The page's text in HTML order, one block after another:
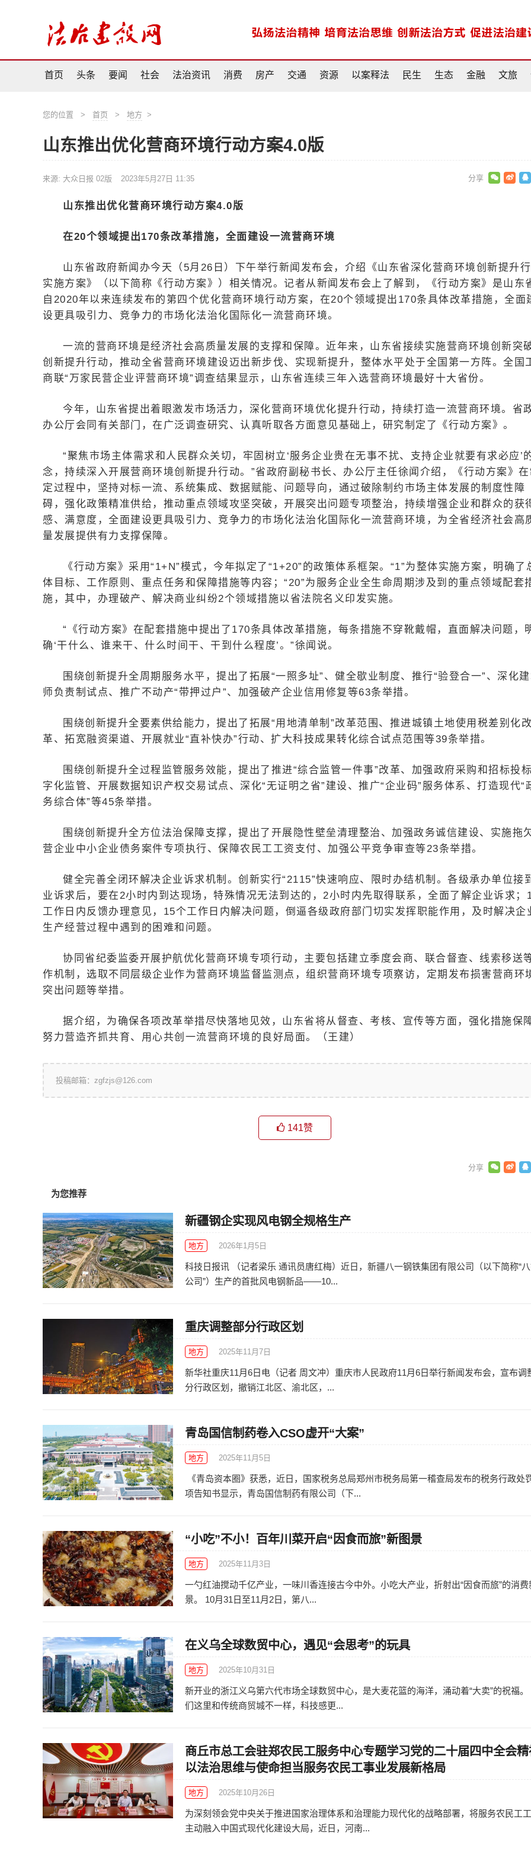
首页 头条 要闻 社会 法治资讯 消费 房产 交通 资源 以案释法 民生 生态 金融 文旅
您的位置 > 首页 > 地方 >
山东推出优化营商环境行动方案4.0版
来源: 大众日报 02版 2023年5月27日 11:35
山东推出优化营商环境行动方案4.0版
在20个领域提出170条改革措施，全面建设一流营商环境
山东省政府新闻办今天（5月26日）下午举行新闻发布会，介绍《山东省深化营商环境创新提升
实施方案》（以下简称《行动方案》）相关情况。记者从新闻发布会上了解到，《行动方案》是山东
自2020年以来连续发布的第四个优化营商环境行动方案，在20个领域提出170条具体改革措施，全面
设更具吸引力、竞争力的市场化法治化国际化一流营商环境。
一流的营商环境是经济社会高质量发展的支撑和保障。近年来，山东省接续实施营商环境创新突
创新提升行动，推动全省营商环境建设迈出新步伐、实现新提升，整体水平处于全国第一方阵。全国
商联“万家民营企业评营商环境”调查结果显示，山东省连续三年入选营商环境最好十大省份。
今年，山东省提出着眼激发市场活力，深化营商环境优化提升行动，持续打造一流营商环境。省
办公厅会同有关部门，在广泛调查研究、认真听取各方面意见基础上，研究制定了《行动方案》。
“聚焦市场主体需求和人民群众关切，牢固树立‘服务企业贵在无事不扰、支持企业就要有求必应’
念，持续深入开展营商环境创新提升行动。”省政府副秘书长、办公厅主任徐闻介绍，《行动方案》
定过程中，坚持对标一流、系统集成、数据赋能、问题导向，通过破除制约市场主体发展的制度性障
碍，强化政策精准供给，推动重点领域攻坚突破，开展突出问题专项整治，持续增强企业和群众的获
感、满意度，全面建设更具吸引力、竞争力的市场化法治化国际化一流营商环境，为全省经济社会高
量发展提供有力支撑保障。
《行动方案》采用“1+N”模式，今年拟定了“1+20”的政策体系框架。“1”为整体实施方案，明确了
体目标、工作原则、重点任务和保障措施等内容；“20”为服务企业全生命周期涉及到的重点领域配套
施，其中，办理破产、解决商业纠纷2个领域措施以省法院名义印发实施。
“《行动方案》在配套措施中提出了170条具体改革措施，每条措施不穿靴戴帽，直面解决问题，
确‘干什么、谁来干、什么时间干、干到什么程度’。”徐闻说。
围绕创新提升全周期服务水平，提出了拓展“一照多址”、健全歇业制度、推行“验登合一”、深化
师负责制试点、推广不动产“带押过户”、加强破产企业信用修复等63条举措。
围绕创新提升全要素供给能力，提出了拓展“用地清单制”改革范围、推进城镇土地使用税差别化
革、拓宽融资渠道、开展就业“直补快办”行动、扩大科技成果转化综合试点范围等39条举措。
围绕创新提升全过程监管服务效能，提出了推进“综合监管一件事”改革、加强政府采购和招标投
字化监管、开展数据知识产权交易试点、深化“无证明之省”建设、推广“企业码”服务体系、打造现代“
务综合体”等45条举措。
围绕创新提升全方位法治保障支撑，提出了开展隐性壁垒清理整治、加强政务诚信建设、实施拖
营企业中小企业债务案件专项执行、保障农民工工资支付、加强公平竞争审查等23条举措。
健全完善全闭环解决企业诉求机制。创新实行“2115”快速响应、限时办结机制。各级承办单位接
业诉求后，要在2小时内到达现场，特殊情况无法到达的，2小时内先取得联系，全面了解企业诉求；
工作日内反馈办理意见，15个工作日内解决问题，倒逼各级政府部门切实发挥职能作用，及时解决企
生产经营过程中遇到的困难和问题。
协同省纪委监委开展护航优化营商环境专项行动，主要包括建立季度会商、联合督查、线索移送
作机制，选取不同层级企业作为营商环境监督监测点，组织营商环境专项察访，定期发布损害营商环
突出问题等举措。
据介绍，为确保各项改革举措尽快落地见效，山东省将从督查、考核、宣传等方面，强化措施保
努力营造齐抓共育、用心共创一流营商环境的良好局面。（王建）
投稿邮箱：zgfzjs@126.com
141赞
为您推荐
新疆钢企实现风电钢全规格生产
地方 2026年1月5日
科技日报讯 （记者梁乐 通讯员唐红梅）近日，新疆八一钢铁集团有限公司（以下简称“
公司”）生产的首批风电钢新品——10...
重庆调整部分行政区划
地方 2025年11月7日
新华社重庆11月6日电（记者 周文冲）重庆市人民政府11月6日举行新闻发布会，宣布调
分行政区划，撤销江北区、渝北区，...
青岛国信制药卷入CSO虚开“大案”
地方 2025年11月5日
《青岛资本圈》获悉，近日，国家税务总局郑州市税务局第一稽查局发布的税务行政处
项告知书显示，青岛国信制药有限公司（下...
“小吃”不小！百年川菜开启“因食而旅”新图景
地方 2025年11月3日
一勺红油搅动千亿产业，一味川香连接古今中外。小吃大产业，折射出“因食而旅”的消费
景。 10月31日至11月2日，第八...
在义乌全球数贸中心，遇见“会思考”的玩具
地方 2025年10月31日
新开业的浙江义乌第六代市场全球数贸中心，是大麦花篮的海洋，涌动着“大卖”的祝福。
们这里和传统商贸城不一样，科技感更...
商丘市总工会驻郑农民工服务中心专题学习党的二十届四中全会精
以法治思维与使命担当服务农民工事业发展新格局
地方 2025年10月26日
为深刻领会党中央关于推进国家治理体系和治理能力现代化的战略部署，将服务农民工
主动融入中国式现代化建设大局，近日，河南...